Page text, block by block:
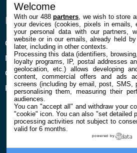
ENTREPRISE
Qui sommes nous
Mentions légales et CGU
Confidentialité et Cookies
Préférences cookies
À
La
Contact
Welcome
With our 488partners , we wish to store
your devices (cookies, pixels in emails,
your personal data with our partners,
website or in our emails, already held
later, including in other contexts.
Processing this data (identifiers,
loyalty programs, IP, postal addresses
geolocation, etc.) allows developing
content, commercial offers and ads
screens (including by email, post, SMS,
personalising them, measuring their
audiences.
You can "accept all" and withdraw your
"cookie" icon. You can also "set detailed
processing activities not subject to
valid for 6 months.
powered by